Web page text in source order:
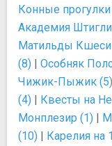
Конные
Академия
Матильды
(8) | Особняк
Чижик-Пыжик (5)
(4) | Квесты на
Монплезир (1) |
(10) | Карелия на